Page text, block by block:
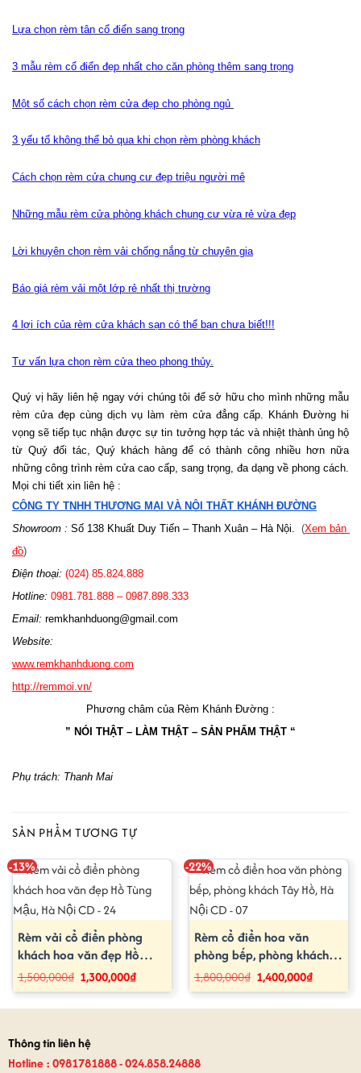
Lựa chọn rèm tân cổ điển sang trọng
3 mẫu rèm cổ điển đẹp nhất cho căn phòng thêm sang trọng
Một số cách chọn rèm cửa đẹp cho phòng ngủ
3 yếu tố không thể bỏ qua khi chọn rèm phòng khách
Cách chọn rèm cửa chung cư đẹp triệu người mê
Những mẫu rèm cửa phòng khách chung cư vừa rẻ vừa đẹp
Lời khuyên chọn rèm vải chống nắng từ chuyên gia
Báo giá rèm vải một lớp rẻ nhất thị trường
4 lợi ích của rèm cửa khách sạn có thể bạn chưa biết!!!
Tư vấn lựa chọn rèm cửa theo phong thủy.
Quý vị hãy liên hệ ngay với chúng tôi để sở hữu cho mình những mẫu
rèm cửa đẹp cùng dịch vụ làm rèm cửa đẳng cấp. Khánh Đường hi
vọng sẽ tiếp tục nhận được sự tin tưởng hợp tác và nhiệt thành ủng hộ
từ Quý đối tác, Quý khách hàng để có thành công nhiều hơn nữa
những công trình rèm cửa cao cấp, sang trọng, đa dạng về phong cách.
Mọi chi tiết xin liên hệ :
CÔNG TY TNHH THƯƠNG MẠI VÀ NỘI THẤT KHÁNH ĐƯỜNG
Showroom : Số 138 Khuất Duy Tiến – Thanh Xuân – Hà Nội. (Xem bản
đồ)
Điện thoại: (024) 85.824.888
Hotline: 0981.781.888 – 0987.898.333
Email: remkhanhduong@gmail.com
Website:
www.remkhanhduong.com
http://remmoi.vn/
Phương châm của Rèm Khánh Đường :
” NÓI THẬT – LÀM THẬT – SẢN PHẨM THẬT “
Phụ trách: Thanh Mai
SẢN PHẨM TƯƠNG TỰ
-13%
Rèm vải cổ điển phòng
khách hoa văn đẹp Hồ
Tùng Mậu, Hà Nội CD – 24
1,500,000₫ Giá
gốc
là:
1,500,000₫.
1,300,000₫Giá
hiện
tại
là:
-22%
Rèm cổ điển hoa văn
phòng bếp, phòng khách
Tây Hồ, Hà Nội CD – 07
1,800,000₫ Giá
gốc
là:
1,800,000₫.
1,400,000₫Giá
hiện
tại
là:
Thông tin liên hệ
Hotline : 0981781888 - 024.858.24888